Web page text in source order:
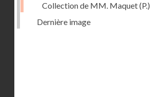
Collection de MM. Maquet (P.)
Dernière image